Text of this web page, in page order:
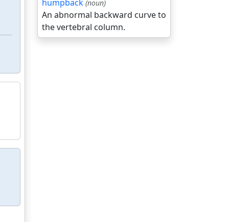
humpback (noun)
An abnormal backward curve to
the vertebral column.